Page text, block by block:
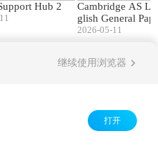
Hub 2
Cambridge AS
glish General
t's changed
2026-05-11
继续使用浏览器
打开